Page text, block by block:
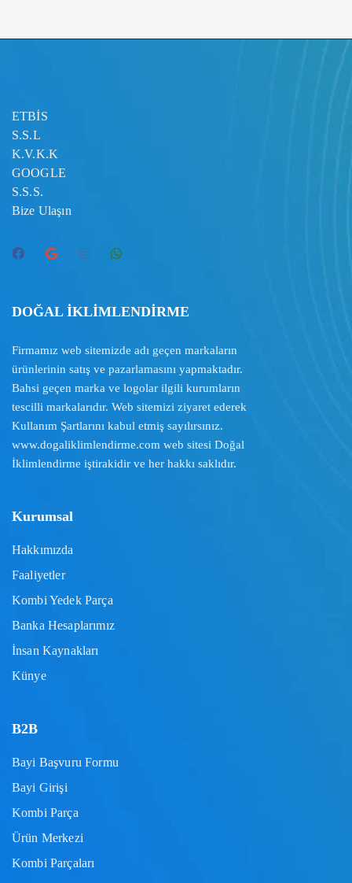
ETBİS
S.S.L
K.V.K.K
GOOGLE
S.S.S.
Bize Ulaşın
DOĞAL İKLİMLENDİRME
Firmamız web sitemizde adı geçen markaların
ürünlerinin satış ve pazarlamasını yapmaktadır.
Bahsi geçen marka ve logolar ilgili kurumların
tescilli markalarıdır. Web sitemizi ziyaret ederek
Kullanım Şartlarını kabul etmiş sayılırsınız.
www.dogaliklimlendirme.com web sitesi Doğal
İklimlendirme iştirakidir ve her hakkı saklıdır.
Kurumsal
Hakkımızda
Faaliyetler
Kombi Yedek Parça
Banka Hesaplarımız
İnsan Kaynakları
Künye
B2B
Bayi Başvuru Formu
Bayi Girişi
Kombi Parça
Ürün Merkezi
Kombi Parçaları